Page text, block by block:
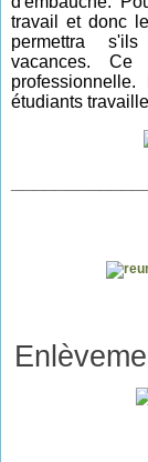
travail et donc
permettra s'ils
vacances. Ce
étudiants